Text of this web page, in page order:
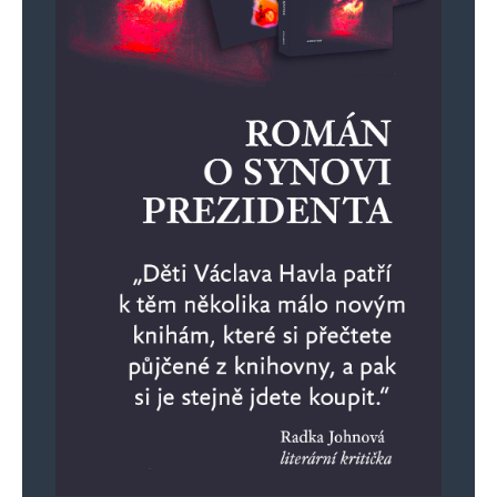
26. 11. 2024 (20:02)
https://odysee.com/@InovaceRepubliky:0/dovoz-
Květa
28. 11. 2024 (8:00)
Jak dopadla digitalizace stavebního řízení,
nevíme však, kolik to stálo a kdo škodu nahradí?
A v digitální knize hostů vidím jen “ hlídání “
občanů, která můże být lehce zneužitelná. Něco
mě to připomíná,“ návrat starých, dobrých
Odpovědět